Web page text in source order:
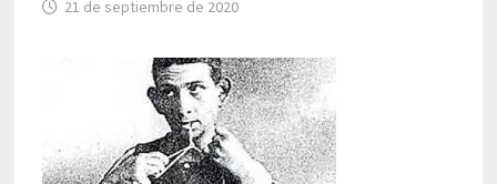
21 de septiembre de 2020